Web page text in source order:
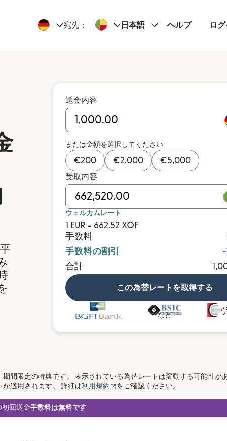
宛先： 日本語 ヘルプ ロ
送金内容
または金額を選択してください
€200 €2,000 €5,000
受取内容
ウェルカムレート
1 EUR = 662.52 XOF
手数料
手数料の割引
-
合計
この為替レートを取得する
など
間限定の特典です。 表示されている為替レートは変動する可能性が
が適用されます。 詳細は利用規約 （別ウィンドウで開きます）
をご確認ください。
初回送金手数料は無料です